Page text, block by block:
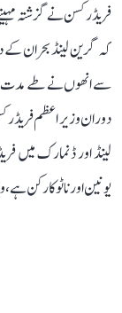
فریڈرکسن نے گزشتہ
کہ گرین لینڈ بحران کے
سے انھوں نے طے مدت سے
دوران وزیر اعظم
لینڈ اور ڈنمارک میں
یونین اور ناٹو کا رکن